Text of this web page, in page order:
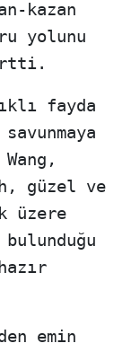
kazan
yolunu
fayda
güzel ve
üzere
emin